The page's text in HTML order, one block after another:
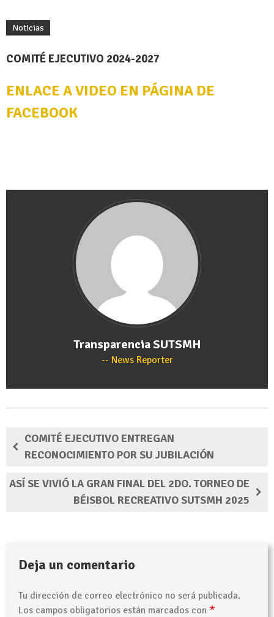
Noticias
COMITÉ EJECUTIVO 2024-2027
ENLACE A VIDEO EN PÁGINA DE
FACEBOOK
Transparencia SUTSMH
News Reporter
COMITÉ EJECUTIVO ENTREGAN
RECONOCIMIENTO POR SU JUBILACIÓN
ASÍ SE VIVIÓ LA GRAN FINAL DEL 2DO. TORNEO DE
BÉISBOL RECREATIVO SUTSMH 2025
Deja un comentario
Tu dirección de correo electrónico no será publicada.
Los campos obligatorios están marcados con *